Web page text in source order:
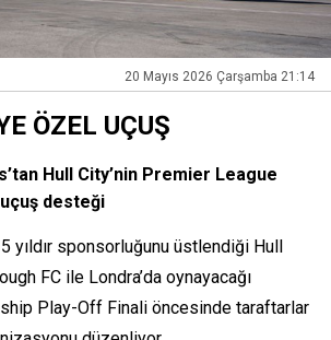
20 Mayıs 2026 Çarşamba 21:14
ÖZEL UÇUŞ
Hull City’nin Premier League
desteği
yıldır sponsorluğunu üstlendiği Hull
FC ile Londra’da oynayacağı
Play-Off Finali öncesinde taraftarlar